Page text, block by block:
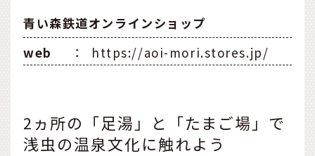
青い森鉄道オンラインショップ
web
： https://aoi-mori.stores.jp/
2ヵ所の「足湯」と「たまご場」で
浅虫の温泉文化に触れよう